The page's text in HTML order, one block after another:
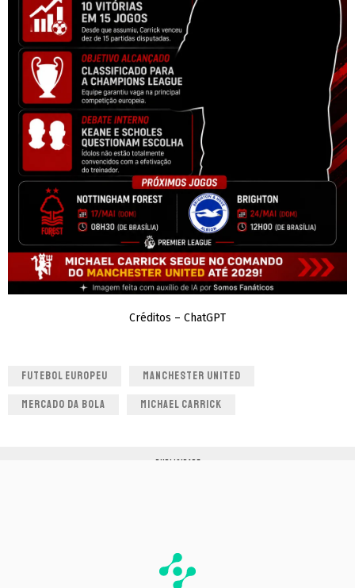
Créditos – ChatGPT
FUTEBOL EUROPEU MANCHESTER UNITED
MERCADO DA BOLA MICHAEL CARRICK
PUBLICIDADE